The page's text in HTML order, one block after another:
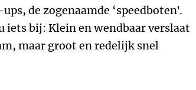
de zogenaamde ‘speedboten'.
iets bij: Klein en wendbaar verslaat
maar groot en redelijk snel